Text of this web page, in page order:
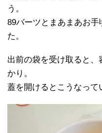
う。
89バーツとまあまあお
た。
出前の袋を受け取ると
かり。
蓋を開けるとこうなって